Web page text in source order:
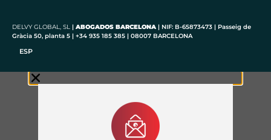
DELVY GLOBAL, SL | ABOGADOS BARCELONA | NIF: B-65873473 | Passeig de
Gràcia 50, planta 5 | +34 935 185 385 | 08007 BARCELONA
ESP